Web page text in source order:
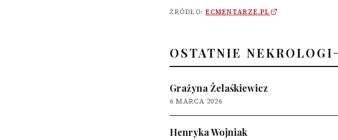
ŹRÓDŁO: ECMENTARZE.PL
OSTATNIE NEKROLOGI
Grażyna Żelaśkiewicz
6 MARCA 2026
Henryka Wojniak